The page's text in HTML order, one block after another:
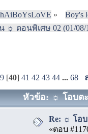
» Boy's
☼ ตอนพิเศษ 02 (01/08/
[40]41 42 43 44 ...68
หัวข้อ: ☼ โอบตะ
Re: ☼ โอบ
«ตอบ